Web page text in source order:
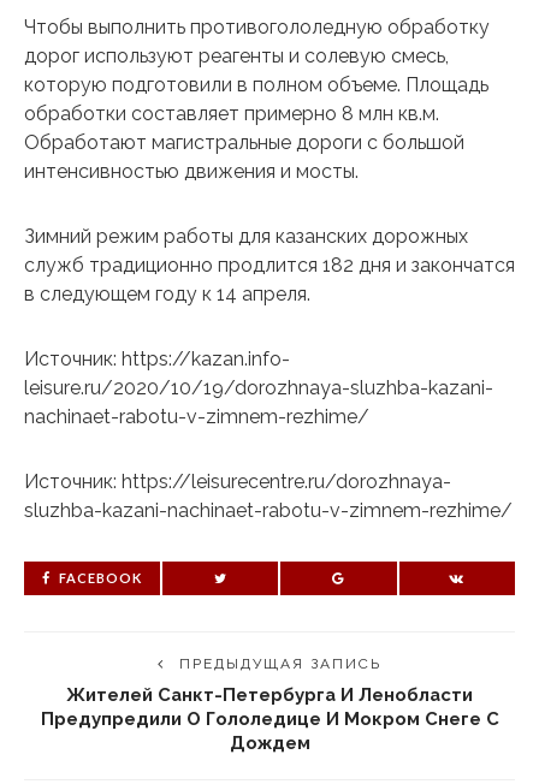
Чтобы выполнить противогололедную обработку
дорог используют реагенты и солевую смесь,
которую подготовили в полном объеме. Площадь
обработки составляет примерно 8 млн кв.м.
Обработают магистральные дороги с большой
интенсивностью движения и мосты.
Зимний режим работы для казанских дорожных
служб традиционно продлится 182 дня и закончатся
в следующем году к 14 апреля.
Источник: https://kazan.info-
leisure.ru/2020/10/19/dorozhnaya-sluzhba-kazani-
nachinaet-rabotu-v-zimnem-rezhime/
Источник: https://leisurecentre.ru/dorozhnaya-
sluzhba-kazani-nachinaet-rabotu-v-zimnem-rezhime/
FACEBOOK
ПРЕДЫДУЩАЯ ЗАПИСЬ
Жителей Санкт-Петербурга И Ленобласти
Предупредили О Гололедице И Мокром Снеге С
Дождем